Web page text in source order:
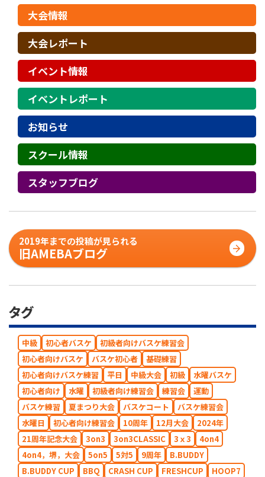
大会情報
大会レポート
イベント情報
イベントレポート
お知らせ
スクール情報
スタッフブログ
2019年までの投稿が見られる
旧AMEBAブログ
タグ
中級 初心者バスケ
初級者向けバスケ練習会
初心者向けバスケ
バスケ初心者
基礎練習
初心者向けバスケ練習
平日 中級大会 初級
水曜バスケ
初心者向け
水曜 初級者向け練習会 練習会
運動
バスケ練習
夏まつり大会 バスケコート
バスケ練習会
水曜日
初心者向け練習会 10周年 12月大会
2024年
21周年記念大会
3on3 3on3CLASSIC 3ｘ3
4on4
4on4，堺，大会
5on5 5対5 9周年
B.BUDDY
B.BUDDY CUP
BBQ CRASH CUP FRESHCUP
HOOP7